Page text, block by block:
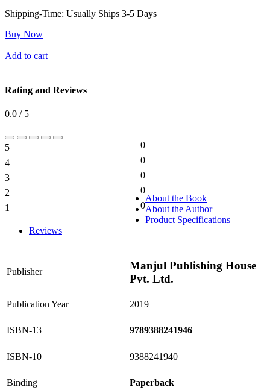
Shipping-Time: Usually Ships 3-5 Days
Buy Now
Add to cart
Rating and Reviews
0.0 / 5
5
0
4
0
3
0
2
0
1
0
About the Book
About the Author
Product Specifications
Reviews
Publisher
Manjul Publishing House
Pvt. Ltd.
Publication Year 2019
ISBN-13 9789388241946
ISBN-10 9388241940
Binding Paperback